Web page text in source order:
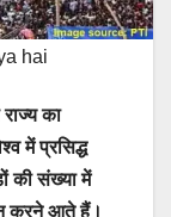
hai
का
में प्रसिद्ध
की संख्या में
करने आते हैं।